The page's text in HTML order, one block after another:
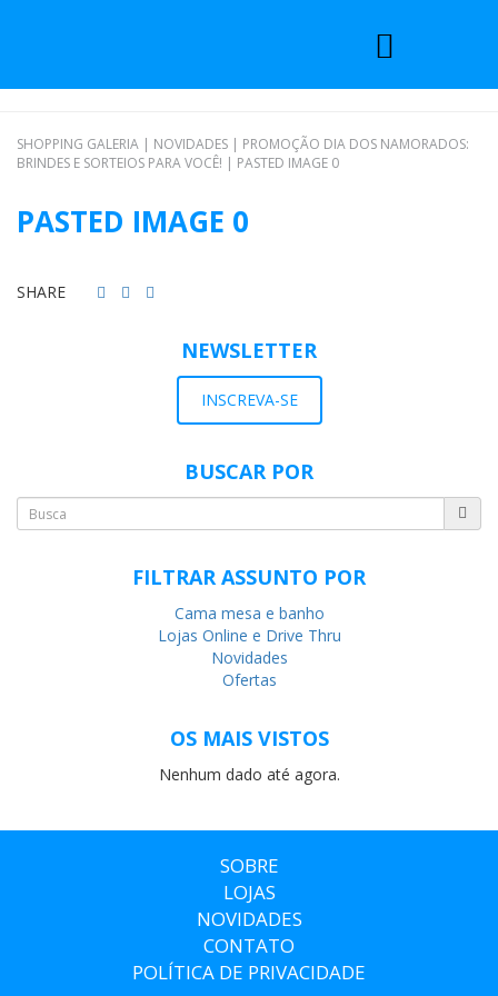
SHOPPING GALERIA | NOVIDADES | PROMOÇÃO DIA DOS NAMORADOS:
BRINDES E SORTEIOS PARA VOCÊ! | PASTED IMAGE 0
PASTED IMAGE 0
SHARE
NEWSLETTER
INSCREVA-SE
BUSCAR POR
FILTRAR ASSUNTO POR
Cama mesa e banho
Lojas Online e Drive Thru
Novidades
Ofertas
OS MAIS VISTOS
Nenhum dado até agora.
SOBRE
LOJAS
NOVIDADES
CONTATO
POLÍTICA DE PRIVACIDADE